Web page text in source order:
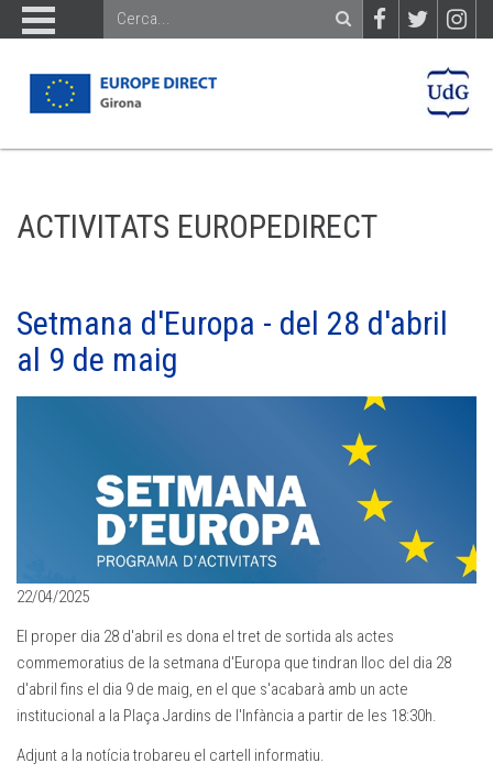
ACTIVITATS EUROPEDIRECT
Setmana d'Europa - del 28 d'abril
al 9 de maig
22/04/2025
El proper dia 28 d'abril es dona el tret de sortida als actes
commemoratius de la setmana d'Europa que tindran lloc del dia 28
d'abril fins el dia 9 de maig, en el que s'acabarà amb un acte
institucional a la Plaça Jardins de l'Infància a partir de les 18:30h.
Adjunt a la notícia trobareu el cartell informatiu.